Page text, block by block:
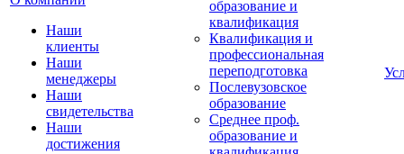
Наши
клиенты
Наши
менеджеры
Наши
свидетельства
Наши
достижения
образование и
квалификация
Квалификация и
профессиональная
переподготовка
Послевузовское
образование
Среднее проф.
образование и